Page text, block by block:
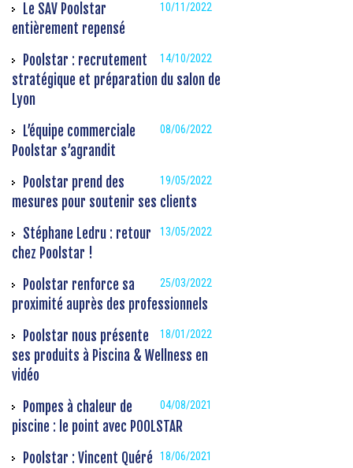
10/11/2022
Le SAV Poolstar
entièrement repensé
14/10/2022
Poolstar : recrutement
stratégique et préparation du salon de
Lyon
08/06/2022
L’équipe commerciale
Poolstar s’agrandit
19/05/2022
Poolstar prend des
mesures pour soutenir ses clients
13/05/2022
Stéphane Ledru : retour
chez Poolstar !
25/03/2022
Poolstar renforce sa
proximité auprès des professionnels
18/01/2022
Poolstar nous présente
ses produits à Piscina & Wellness en
vidéo
04/08/2021
Pompes à chaleur de
piscine : le point avec POOLSTAR
18/06/2021
Poolstar : Vincent Quéré